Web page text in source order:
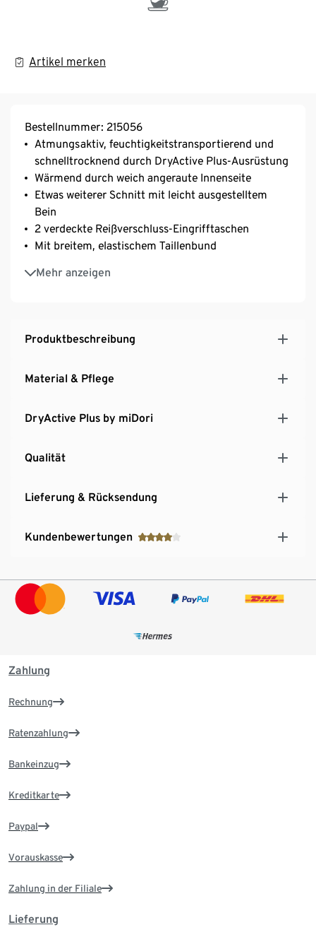
Artikel merken
Bestellnummer: 215056
Atmungsaktiv, feuchtigkeitstransportierend und
schnelltrocknend durch DryActive Plus-Ausrüstung
Wärmend durch weich angeraute Innenseite
Etwas weiterer Schnitt mit leicht ausgestelltem
Bein
2 verdeckte Reißverschluss-Eingrifftaschen
Mit breitem, elastischem Taillenbund
Mehr anzeigen
Softes, elastisches Material mit der Faser Creora® –
für optimale Bewegungsfreiheit
Produktbeschreibung
Material & Pflege
DryActive Plus by miDori
Qualität
Lieferung & Rücksendung
Kundenbewertungen
Zahlung
Rechnung
Ratenzahlung
Bankeinzug
Kreditkarte
Paypal
Vorauskasse
Zahlung in der Filiale
Lieferung